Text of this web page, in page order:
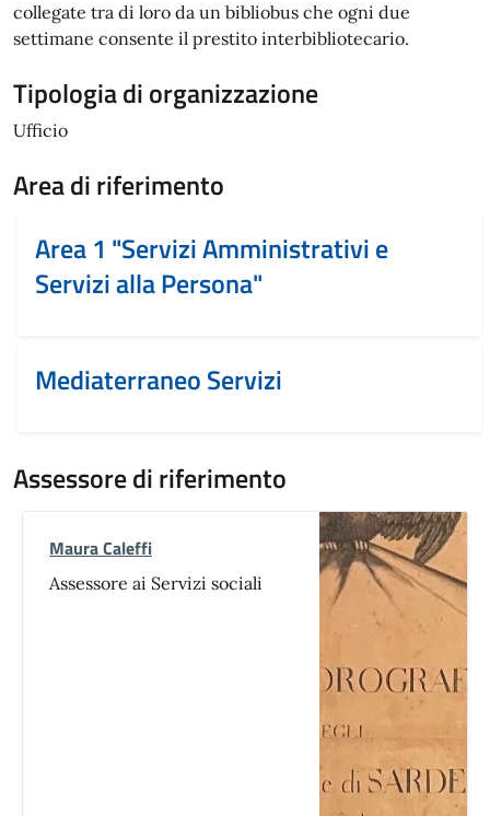
collegate tra di loro da un bibliobus che ogni due
settimane consente il prestito interbibliotecario.
Tipologia di organizzazione
Ufficio
Area di riferimento
Area 1 "Servizi Amministrativi e
Servizi alla Persona"
Mediaterraneo Servizi
Assessore di riferimento
Maura Caleffi
Assessore ai Servizi sociali